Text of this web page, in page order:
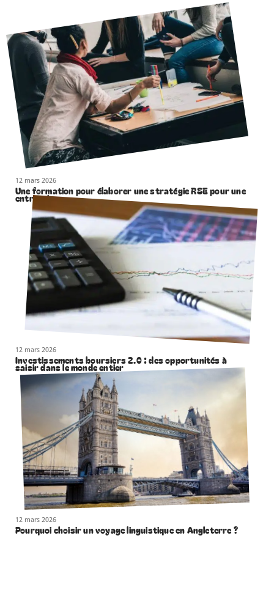
12 mars 2026
Une formation pour élaborer une stratégie RSE pour une
entreprise
12 mars 2026
Investissements boursiers 2.0 : des opportunités à
saisir dans le monde entier
12 mars 2026
Pourquoi choisir un voyage linguistique en Angleterre ?